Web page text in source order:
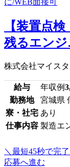
【装置点
残るエン
株式会社マイス
給与 年収例
勤務地
宮城県
寮・社宅 あり
仕事内容 製造エ
＼最短45秒で完
応募へ進む